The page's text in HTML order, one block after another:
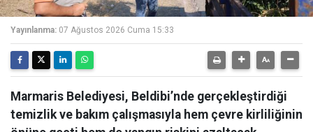
Yayınlanma: 07 Ağustos 2026 Cuma 15:33
Marmaris Belediyesi, Beldibi’nde gerçekleştirdiği
temizlik ve bakım çalışmasıyla hem çevre kirliliğinin